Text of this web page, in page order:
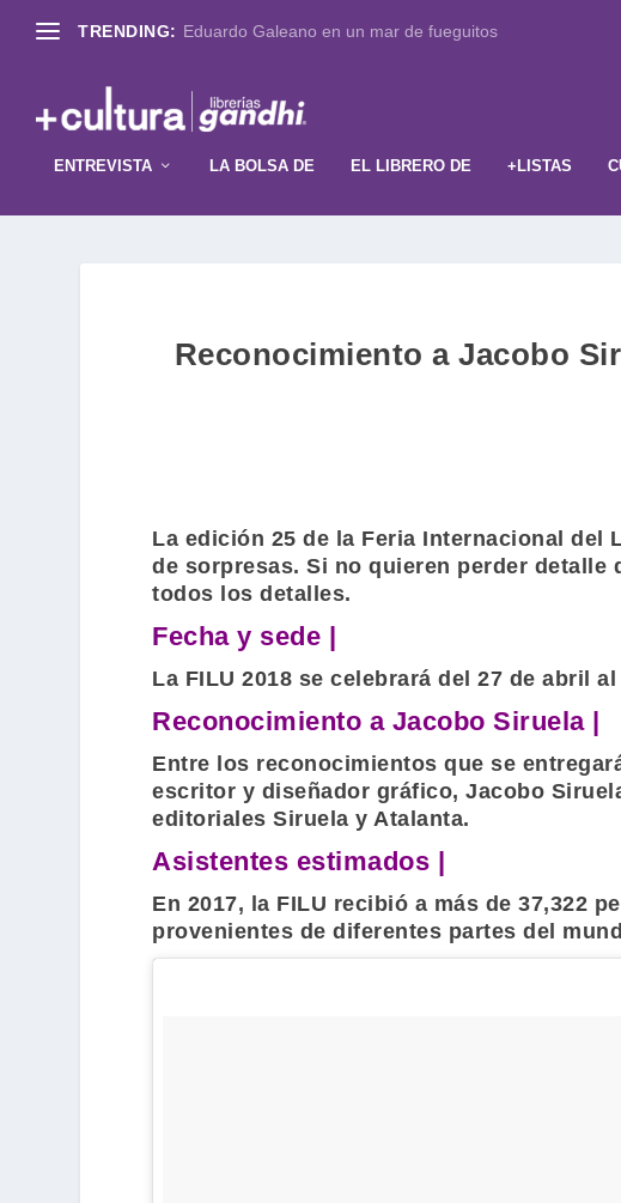
TRENDING: Eduardo Galeano en un mar de fueguitos
ENTREVISTA LA BOLSA DE EL LIBRERO DE +LISTAS
Reconocimiento a Jacobo
La edición 25 de la Feria Internacional del
de sorpresas. Si no quieren perder detalle
todos los detalles.
Fecha y sede |
La FILU 2018 se celebrará del 27 de abril
Reconocimiento a Jacobo Siruela |
Entre los reconocimientos que se
escritor y diseñador gráfico,Jacobo
editorialesSiruela yAtalanta.
Asistentes estimados |
En 2017, la FILU recibió a más de 37,322
provenientes de diferentes partes del